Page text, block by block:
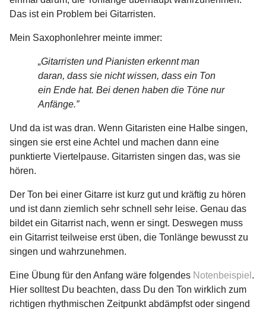
Das ist ein Problem bei Gitarristen.
Mein Saxophonlehrer meinte immer:
„Gitarristen und Pianisten erkennt man
daran, dass sie nicht wissen, dass ein Ton
ein Ende hat. Bei denen haben die Töne nur
Anfänge.”
Und da ist was dran. Wenn Gitaristen eine Halbe singen,
singen sie erst eine Achtel und machen dann eine
punktierte Viertelpause. Gitarristen singen das, was sie
hören.
Der Ton bei einer Gitarre ist kurz gut und kräftig zu hören
und ist dann ziemlich sehr schnell sehr leise. Genau das
bildet ein Gitarrist nach, wenn er singt. Deswegen muss
ein Gitarrist teilweise erst üben, die Tonlänge bewusst zu
singen und wahrzunehmen.
Eine Übung für den Anfang wäre folgendes Notenbeispiel .
Hier solltest Du beachten, dass Du den Ton wirklich zum
richtigen rhythmischen Zeitpunkt abdämpfst oder singend